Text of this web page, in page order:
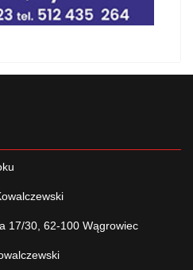
17/30, 62-100 Wągrowiec